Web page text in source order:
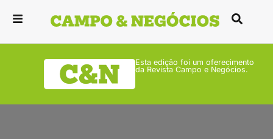
Esta edição foi um oferecimento
da Revista Campo e Negócios.